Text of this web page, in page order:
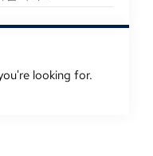
looking for.